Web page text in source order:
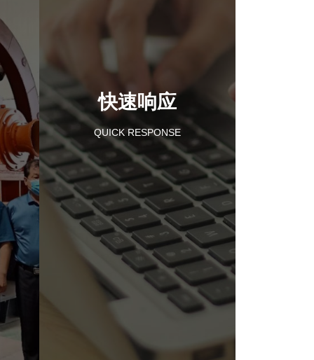
快速响应
QUICK RESPONSE